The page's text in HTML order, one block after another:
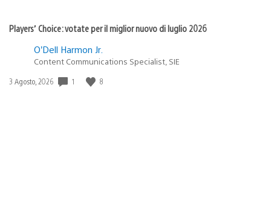
Players’ Choice: votate per il miglior nuovo di luglio 2026
O’Dell Harmon Jr.
Content Communications Specialist, SIE
Data
3 Agosto, 2026 1 8